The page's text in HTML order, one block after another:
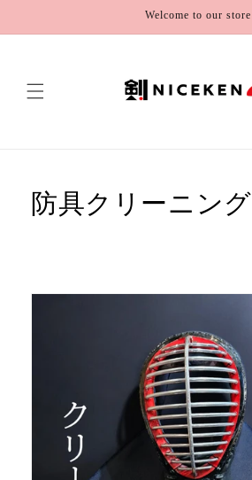
Welcome to our store
防具クリーニング